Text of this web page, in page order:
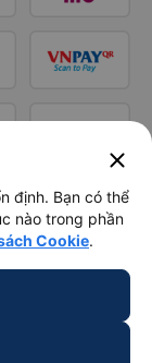
close
định. Bạn có thể
nào trong phần
Cookie.